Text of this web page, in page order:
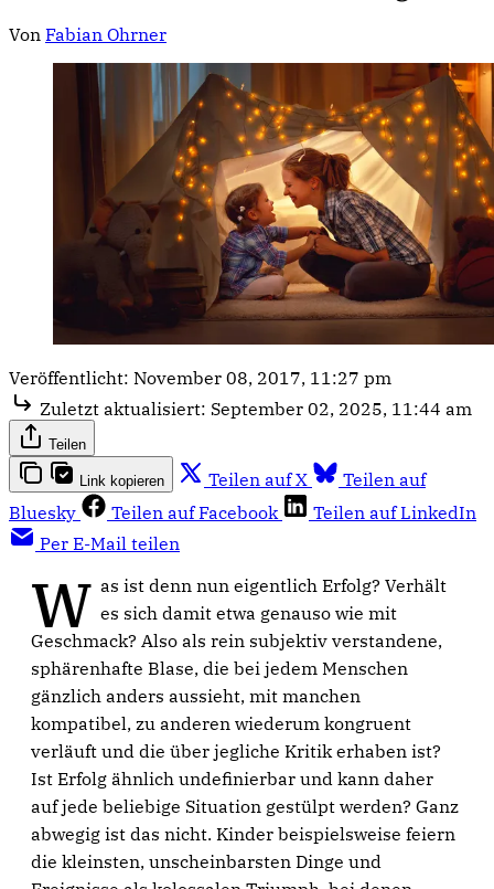
Von Fabian Ohrner
Veröffentlicht: November 08, 2017, 11:27 pm
Zuletzt aktualisiert: September 02, 2025, 11:44 am
Teilen
Link kopieren Teilen auf X
Teilen auf
Bluesky
Teilen auf Facebook
Teilen auf LinkedIn
Per E-Mail teilen
W as ist denn nun eigentlich Erfolg? Verhält
es sich damit etwa genauso wie mit
Geschmack? Also als rein subjektiv verstandene,
sphärenhafte Blase, die bei jedem Menschen
gänzlich anders aussieht, mit manchen
kompatibel, zu anderen wiederum kongruent
verläuft und die über jegliche Kritik erhaben ist?
Ist Erfolg ähnlich undefinierbar und kann daher
auf jede beliebige Situation gestülpt werden? Ganz
abwegig ist das nicht. Kinder beispielsweise feiern
die kleinsten, unscheinbarsten Dinge und